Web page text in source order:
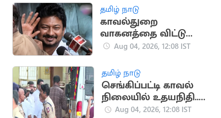
தமிழ் நாடு
காவல்துறை
வாகனத்தை விட்டு
இறங்க மறுக்கும்
Aug 04, 2026, 12:08 IST
தமிழ் நாடு
செங்கிப்பட்டி காவல்
நிலையில் உதயநிதி..
போலீசார் திட்டம்
Aug 04, 2026, 12:08 IST